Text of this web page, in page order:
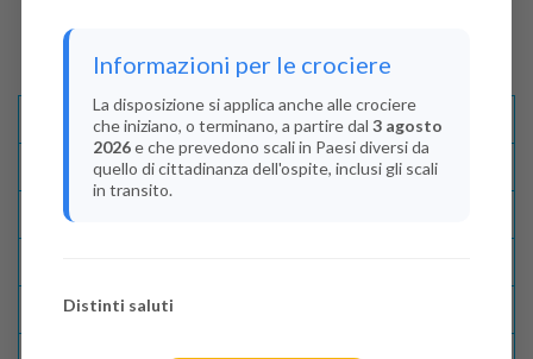
Descrizione E Itinerario
Disponibilità
Lascia La Tua Recensione
Informazioni per le crociere
La disposizione si applica anche alle crociere
che iniziano, o terminano, a partire dal 3 agosto
2026e che prevedono scali in Paesi diversi da
quello di cittadinanza dell'ospite, inclusi gli scali
in transito.
Distinti saluti